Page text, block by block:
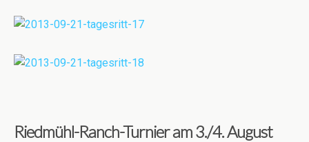
Riedmühl-Ranch-Turnier am 3./4. August